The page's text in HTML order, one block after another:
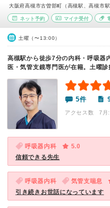
大阪府高槻市古曽部町（高槻駅、高槻市駅
ネット予約 マイナ受付
土曜（〜13:00）
高槻駅から徒歩7分の内科・呼吸器
医・気管支鏡専門医が在籍。土曜診
5件
アクセス数 7月:
呼吸器内科
5.0
信頼できる先生
呼吸器内科 気管支喘息
引き続きお世話になっています